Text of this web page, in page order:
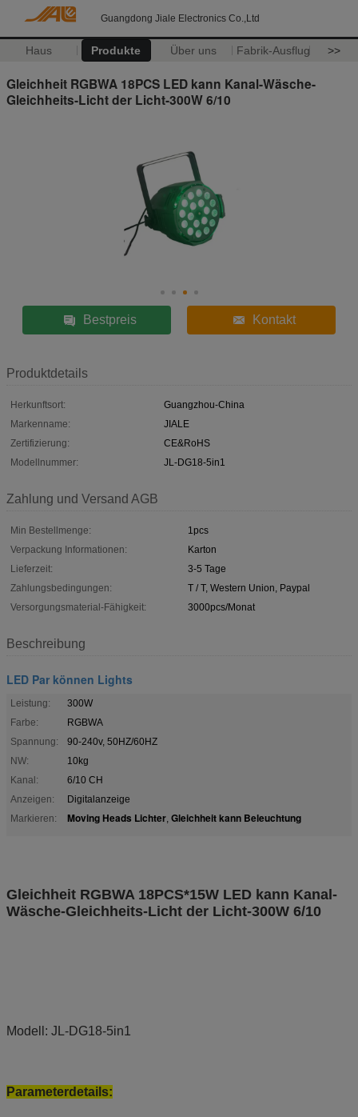
Guangdong Jiale Electronics Co.,Ltd
Haus Produkte Über uns Fabrik-Ausflug >>
Gleichheit RGBWA 18PCS LED kann Kanal-Wäsche-
Gleichheits-Licht der Licht-300W 6/10
Bestpreis Kontakt
Produktdetails
Herkunftsort:
Guangzhou-China
Markenname:
JIALE
Zertifizierung:
CE&RoHS
Modellnummer:
JL-DG18-5in1
Zahlung und Versand AGB
Min Bestellmenge:
1pcs
Verpackung Informationen:
Karton
Lieferzeit:
3-5 Tage
Zahlungsbedingungen:
T / T, Western Union, Paypal
Versorgungsmaterial-Fähigkeit:
3000pcs/Monat
Beschreibung
LED Par können Lights
Leistung:
300W
Farbe:
RGBWA
Spannung:
90-240v, 50HZ/60HZ
NW:
10kg
Kanal:
6/10 CH
Anzeigen:
Digitalanzeige
Markieren:
Moving Heads Lichter, Gleichheit kann Beleuchtung
Gleichheit RGBWA 18PCS*15W LED kann Kanal-
Wäsche-Gleichheits-Licht der Licht-300W 6/10
Modell: JL-DG18-5in1
Parameterdetails: